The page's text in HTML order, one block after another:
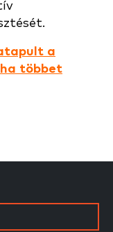
a
többet